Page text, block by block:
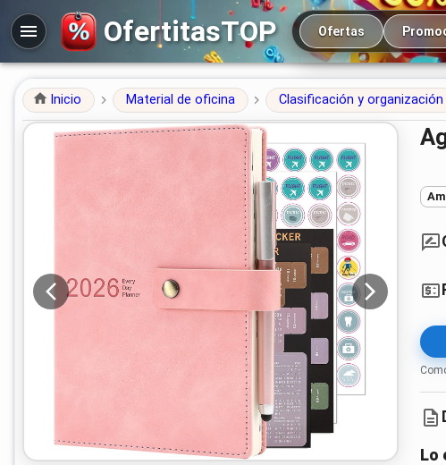
OfertitasTOP Navegación principal
Ofertas
Inicio Material de oficina Clasificación y organización
Lo